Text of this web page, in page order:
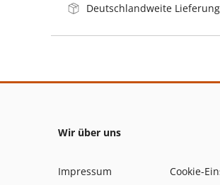
Deutschlandweite Lieferung
Wir über uns
Impressum
Cookie-